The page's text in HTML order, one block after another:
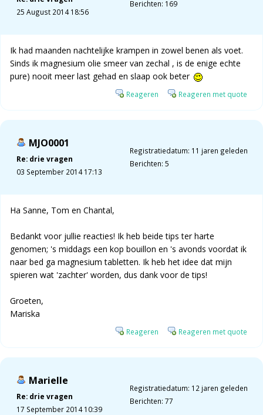
25 August 2014 18:56
Berichten: 169
Ik had maanden nachtelijke krampen in zowel benen als voet.
Sinds ik magnesium olie smeer van zechal , is de enige echte
pure) nooit meer last gehad en slaap ook beter
Reageren Reageren met quote
MJO0001
Re: drie vragen
03 September 2014 17:13
Registratiedatum: 11 jaren geleden
Berichten: 5
Ha Sanne, Tom en Chantal,
Bedankt voor jullie reacties! Ik heb beide tips ter harte
genomen; 's middags een kop bouillon en 's avonds voordat ik
naar bed ga magnesium tabletten. Ik heb het idee dat mijn
spieren wat 'zachter' worden, dus dank voor de tips!
Groeten,
Mariska
Reageren Reageren met quote
Marielle
Re: drie vragen
17 September 2014 10:39
Registratiedatum: 12 jaren geleden
Berichten: 77